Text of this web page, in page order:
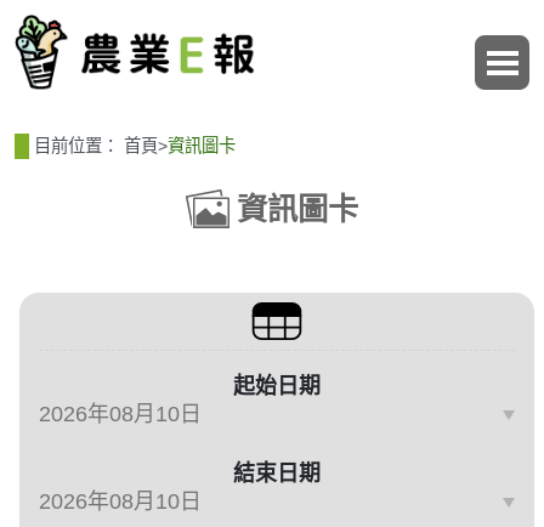
目前位置： 首頁>資訊圖卡
資訊圖卡
篩選、排序與主題分類
起始日期
結束日期